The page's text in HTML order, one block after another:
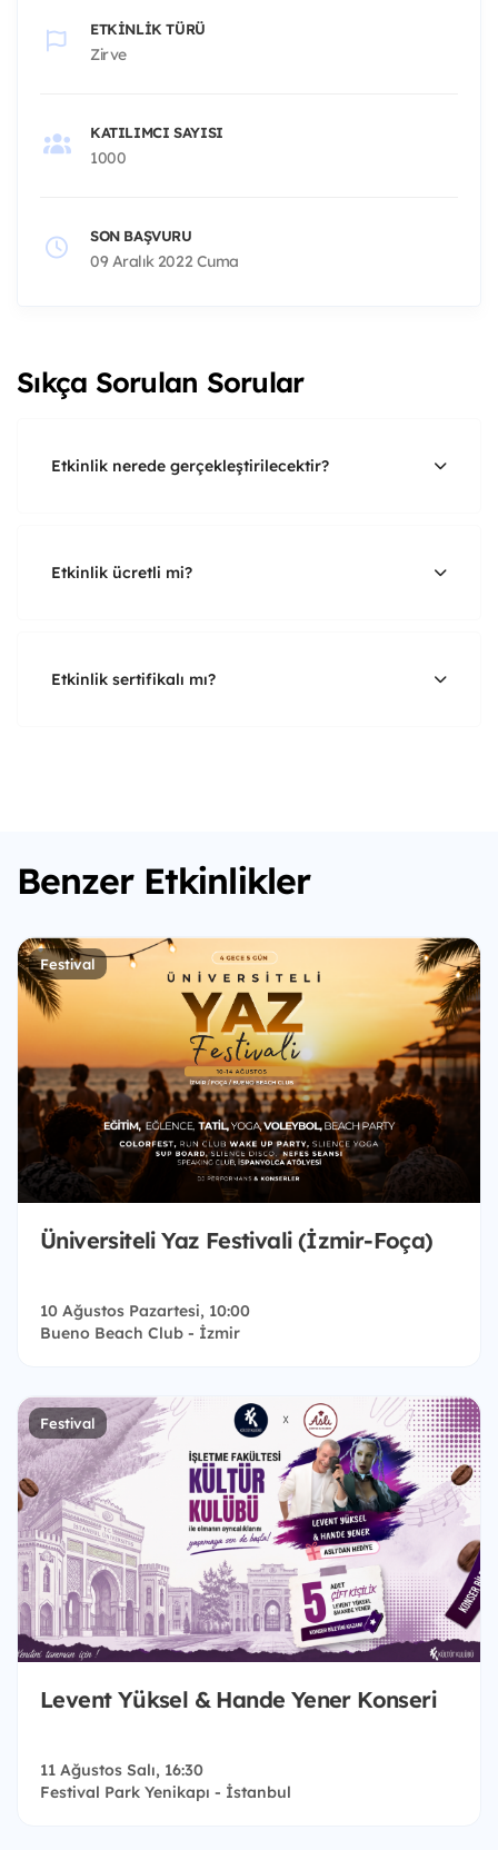
ETKINLIK TÜRÜ
Zirve
KATILIMCI SAYISI
1000
SON BAŞVURU
09 Aralık 2022 Cuma
Sıkça Sorulan Sorular
Etkinlik nerede gerçekleştirilecektir?
Etkinlik ücretli mi?
Etkinlik sertifikalı mı?
Benzer Etkinlikler
Festival
Üniversiteli Yaz Festivali (İzmir-Foça)
10 Ağustos Pazartesi, 10:00
Bueno Beach Club - İzmir
Festival
Levent Yüksel & Hande Yener Konseri
11 Ağustos Salı, 16:30
Festival Park Yenikapı - İstanbul